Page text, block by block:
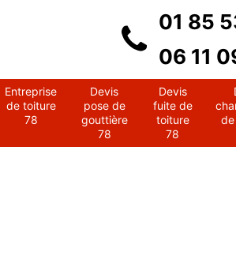
01 85
06 11
Entreprise
de toiture
78
Devis
pose de
gouttière
78
Devis
fuite de
toiture
78